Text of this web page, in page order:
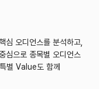
심 오디언스를 분석하고,
심으로 종목별 오디언스
별 Value도 함께